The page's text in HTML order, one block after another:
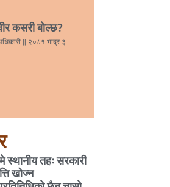
कसरी बोल्छ?
२०८१ भाद्र ३
स्थानीय तहः सरकारी
खोज्न